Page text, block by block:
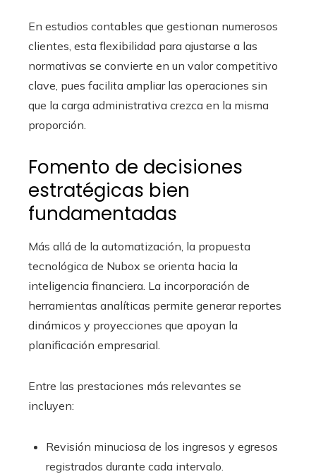
En estudios contables que gestionan numerosos
clientes, esta flexibilidad para ajustarse a las
normativas se convierte en un valor competitivo
clave, pues facilita ampliar las operaciones sin
que la carga administrativa crezca en la misma
proporción.
Fomento de decisiones
estratégicas bien
fundamentadas
Más allá de la automatización, la propuesta
tecnológica de Nubox se orienta hacia la
inteligencia financiera. La incorporación de
herramientas analíticas permite generar reportes
dinámicos y proyecciones que apoyan la
planificación empresarial.
Entre las prestaciones más relevantes se
incluyen:
Revisión minuciosa de los ingresos y egresos
registrados durante cada intervalo.